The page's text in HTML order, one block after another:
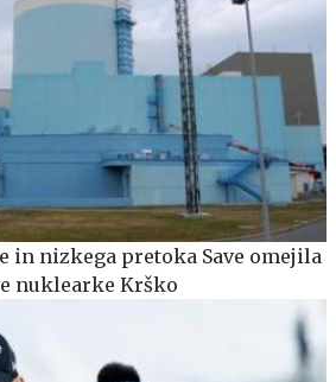
in nizkega pretoka Save omejila
nuklearke Krško